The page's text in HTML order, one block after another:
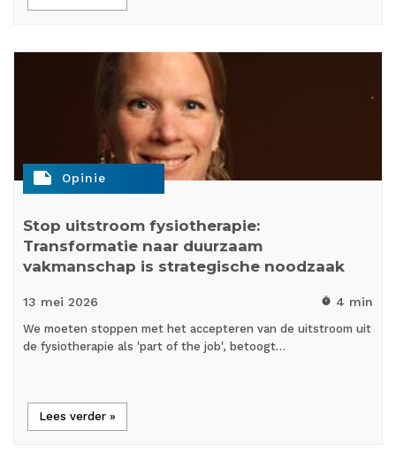
note Opinie
Stop uitstroom fysiotherapie:
Transformatie naar duurzaam
vakmanschap is strategische noodzaak
13 mei 2026 timer 4 min
We moeten stoppen met het accepteren van de uitstroom uit
de fysiotherapie als 'part of the job', betoogt…
Lees verder »